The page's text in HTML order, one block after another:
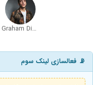
Graham Dickson
📡 فعالسازی لینک سوم